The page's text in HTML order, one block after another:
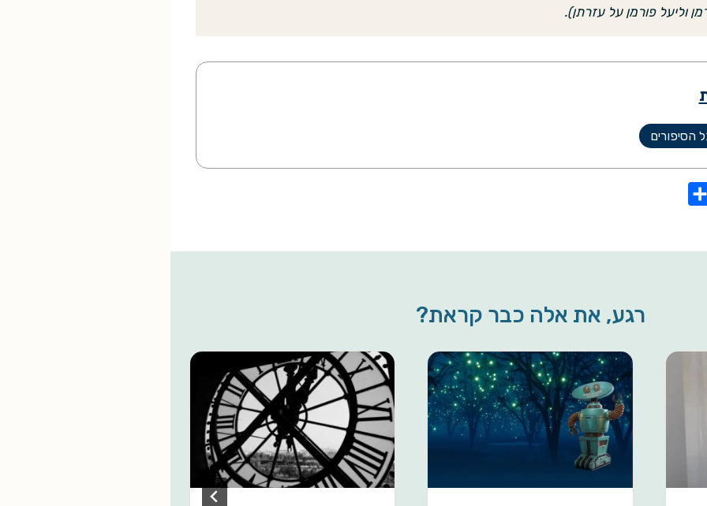
וליעל פורמן על עזרתן).
הסיפורים
רגע, את אלה כבר קראת?